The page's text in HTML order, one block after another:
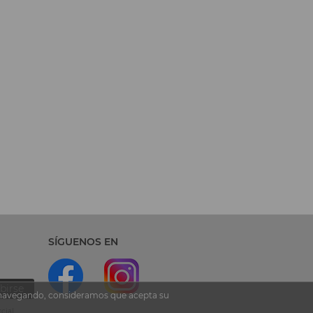
SÍGUENOS EN
consideramos que acepta su